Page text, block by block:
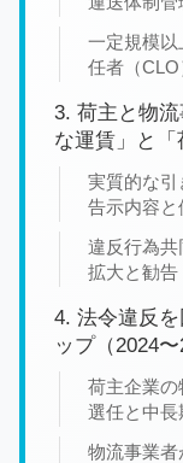
一定規模
任者（
3. 荷主と物
な運賃」と
実質的な
告示内容
違反行為共
拡大と勧
4. 法令違反
ップ（2024
荷主企業
選任と中
物流事業